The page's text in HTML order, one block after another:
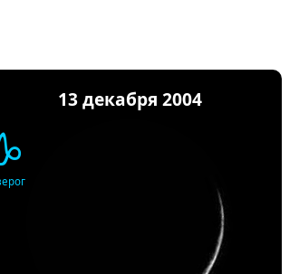
13 декабря 2004